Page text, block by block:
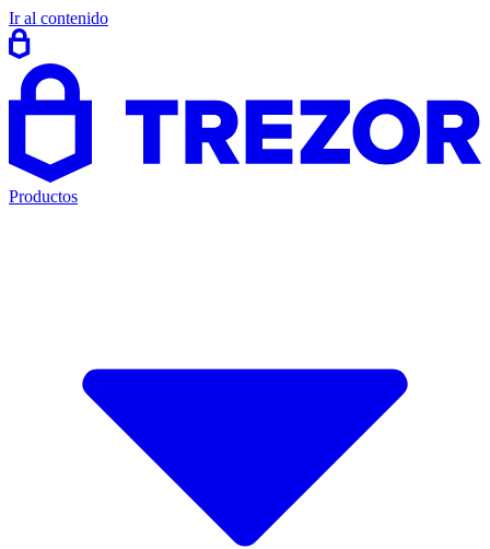
Ir al contenido
Productos